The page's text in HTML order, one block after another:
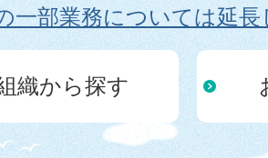
一部業務については延
織から探す